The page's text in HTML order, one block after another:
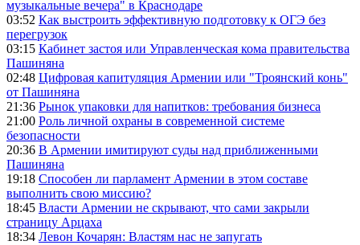
музыкальные вечера" в Краснодаре
03:52 Как выстроить эффективную подготовку к ОГЭ без
перегрузок
03:15 Кабинет застоя или Управленческая кома правительства
Пашиняна
02:48 Цифровая капитуляция Армении или "Троянский конь"
от Пашиняна
21:36 Рынок упаковки для напитков: требования бизнеса
21:00 Роль личной охраны в современной системе
безопасности
20:36 В Армении имитируют суды над приближенными
Пашиняна
19:18 Способен ли парламент Армении в этом составе
выполнить свою миссию?
18:45 Власти Армении не скрывают, что сами закрыли
страницу Арцаха
18:34 Левон Кочарян: Властям нас не запугать